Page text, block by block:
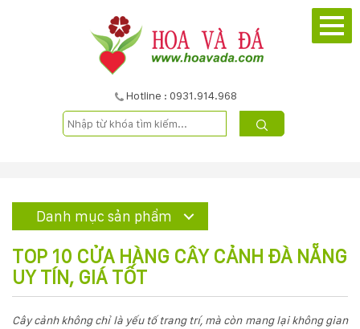
Hotline : 0931.914.968
PHẨM
DỊCH
Danh mục sản phẩm
TOP 10 CỬA HÀNG CÂY CẢNH ĐÀ NẴNG
UY TÍN, GIÁ TỐT
Cây cảnh không chỉ là yếu tố trang trí, mà còn mang lại không gian